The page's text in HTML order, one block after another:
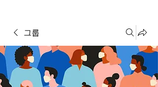
그룹